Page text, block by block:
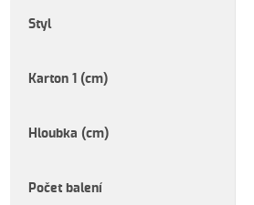
Styl
Karton 1 (cm)
Hloubka (cm)
Počet balení